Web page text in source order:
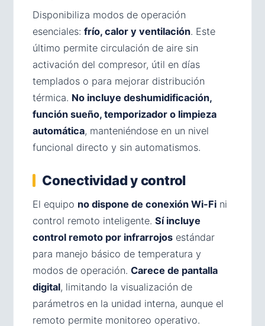
Disponibiliza modos de operación
esenciales: frío, calor y ventilación. Este
último permite circulación de aire sin
activación del compresor, útil en días
templados o para mejorar distribución
térmica. No incluye deshumidificación,
función sueño, temporizador o limpieza
automática, manteniéndose en un nivel
funcional directo y sin automatismos.
Conectividad y control
El equipo no dispone de conexión Wi-Fi ni
control remoto inteligente. Sí incluye
control remoto por infrarrojos estándar
para manejo básico de temperatura y
modos de operación. Carece de pantalla
digital, limitando la visualización de
parámetros en la unidad interna, aunque el
remoto permite monitoreo operativo.